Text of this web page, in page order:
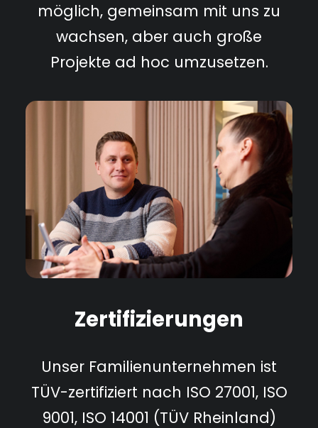
möglich, gemeinsam mit uns zu
wachsen, aber auch große
Projekte ad hoc umzusetzen.​
Zertifizierungen
Unser Familienunternehmen ist
TÜV-zertifiziert nach ISO 27001, ISO
9001, ISO 14001 (TÜV Rheinland)